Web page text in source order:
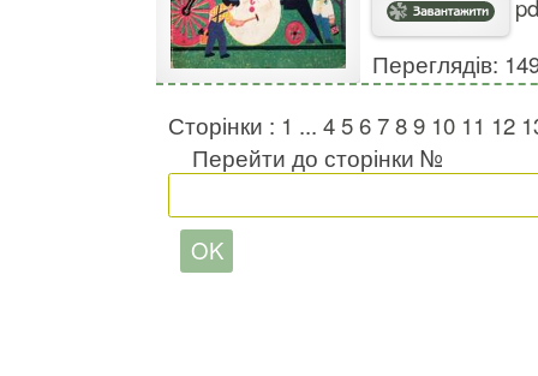
Переглядів:
Сторінки : 1 ... 456789 10 11 12
Перейти до сторінки №